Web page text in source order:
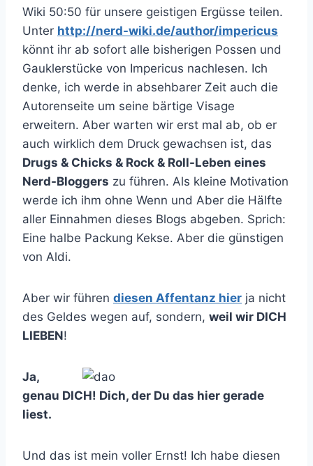
Wiki 50:50 für unsere geistigen Ergüsse teilen.
Unter http://nerd-wiki.de/author/impericus
könnt ihr ab sofort alle bisherigen Possen und
Gauklerstücke von Impericus nachlesen. Ich
denke, ich werde in absehbarer Zeit auch die
Autorenseite um seine bärtige Visage
erweitern. Aber warten wir erst mal ab, ob er
auch wirklich dem Druck gewachsen ist, das
Drugs & Chicks & Rock & Roll-Leben eines
Nerd-Bloggers zu führen. Als kleine Motivation
werde ich ihm ohne Wenn und Aber die Hälfte
aller Einnahmen dieses Blogs abgeben. Sprich:
Eine halbe Packung Kekse. Aber die günstigen
von Aldi.
Aber wir führen diesen Affentanz hier ja nicht
des Geldes wegen auf, sondern, weil wir DICH
LIEBEN!
Ja,
genau DICH! Dich, der Du das hier gerade
liest.
Und das ist mein voller Ernst! Ich habe diesen